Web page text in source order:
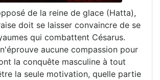
de la reine de glace (Hatta),
doit se laisser convaincre de se
qui combattent Césarus.
aucune compassion pour
la conquête masculine à tout
la seule motivation, quelle partie